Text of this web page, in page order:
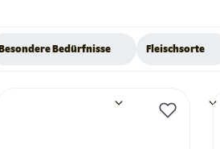
Besondere Bedürfnisse Fleischsorte